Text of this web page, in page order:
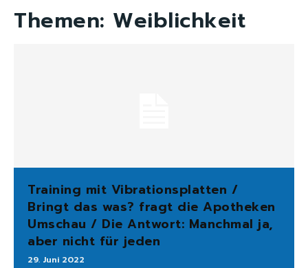
Themen: Weiblichkeit
Training mit Vibrationsplatten /
Bringt das was? fragt die Apotheken
Umschau / Die Antwort: Manchmal ja,
aber nicht für jeden
29. Juni 2022